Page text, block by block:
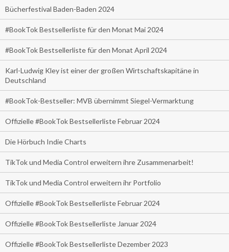
Bücherfestival Baden-Baden 2024
#BookTok Bestsellerliste für den Monat Mai 2024
#BookTok Bestsellerliste für den Monat April 2024
Karl-Ludwig Kley ist einer der großen Wirtschaftskapitäne in
Deutschland
#BookTok-Bestseller: MVB übernimmt Siegel-Vermarktung
Offizielle #BookTok Bestsellerliste Februar 2024
Die Hörbuch Indie Charts
TikTok und Media Control erweitern ihre Zusammenarbeit!
TikTok und Media Control erweitern ihr Portfolio
Offizielle #BookTok Bestsellerliste Februar 2024
Offizielle #BookTok Bestsellerliste Januar 2024
Offizielle #BookTok Bestsellerliste Dezember 2023